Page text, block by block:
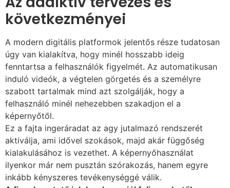
következményei
A modern digitális platformok jelentős része tudatosan
úgy van kialakítva, hogy minél hosszabb ideig
fenntartsa a felhasználók figyelmét. Az automatikusan
induló videók, a végtelen görgetés és a személyre
szabott tartalmak mind azt szolgálják, hogy a
felhasználó minél nehezebben szakadjon el a
képernyőtől.
Ez a fajta ingeráradat az agy jutalmazó rendszerét
aktiválja, ami idővel szokások, majd akár függőség
kialakulásához is vezethet. A képernyőhasználat
ilyenkor már nem pusztán szórakozás, hanem egyre
inkább kényszeres tevékenységgé válik.